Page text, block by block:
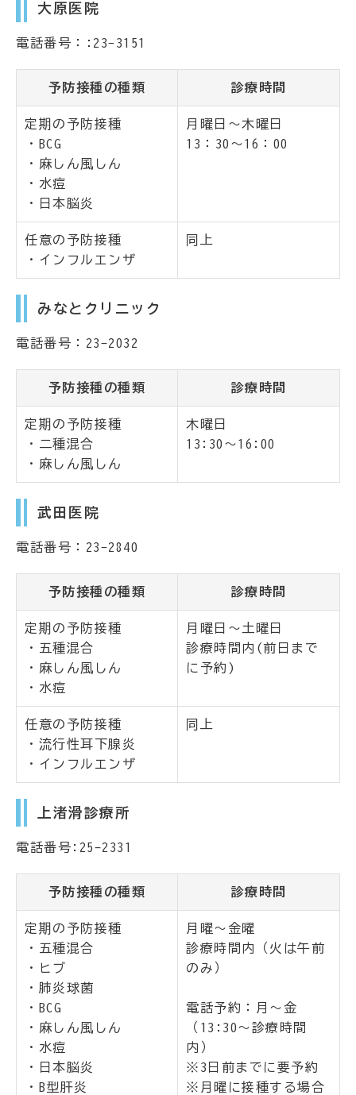
大原医院
電話番号：:23-3151
予防接種の種類 診療時間
定期の予防接種
・BCG
・麻しん風しん
・水痘
・日本脳炎
月曜日～木曜日
13：30～16：00
任意の予防接種
・インフルエンザ
同上
みなとクリニック
電話番号：23-2032
予防接種の種類 診療時間
定期の予防接種
・二種混合
・麻しん風しん
木曜日
13:30～16:00
武田医院
電話番号：23-2840
予防接種の種類 診療時間
定期の予防接種
・五種混合
・麻しん風しん
・水痘
月曜日～土曜日
診療時間内(前日まで
に予約)
任意の予防接種
・流行性耳下腺炎
・インフルエンザ
同上
上渚滑診療所
電話番号:25-2331
予防接種の種類 診療時間
定期の予防接種
・五種混合
・ヒブ
・肺炎球菌
・BCG
・麻しん風しん
・水痘
・日本脳炎
・B型肝炎
月曜～金曜
診療時間内（火は午前
のみ）
電話予約：月～金
（13:30～診療時間
内）
※3日前までに要予約
※月曜に接種する場合